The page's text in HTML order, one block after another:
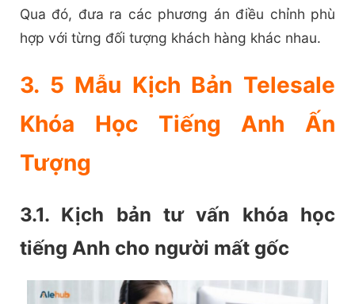
Qua đó, đưa ra các phương án điều chỉnh phù
hợp với từng đối tượng khách hàng khác nhau.
3. 5 Mẫu Kịch Bản Telesale
Khóa Học Tiếng Anh Ấn
Tượng
3.1. Kịch bản tư vấn khóa học
tiếng Anh cho người mất gốc